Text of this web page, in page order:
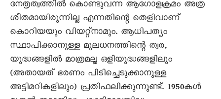
നേതൃത്വത്തിൽ കൊണ്ടുവന്ന ആഗോളക്രമം അത്ര
ശീതമായിരുന്നില്ല എന്നതിന്റെ തെളിവാണ്
കൊറിയയും വിയറ്റ്നാമും. ആധിപത്യം
സ്ഥാപിക്കാനുള്ള മൂലധനത്തിന്റെ ത്വര,
യുദ്ധങ്ങളിൽ മാത്രമല്ല ഒളിയുദ്ധങ്ങളിലും
(അതായത് ഭരണം പിടിച്ചെടുക്കാനുള്ള
അട്ടിമറികളിലും) പ്രതിഫലിക്കുന്നുണ്ട്. 1950കൾ